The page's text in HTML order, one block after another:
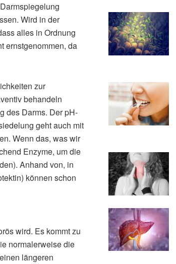
Wird in der
alles in Ordnung
ernstgenommen, da
zur
behandeln
des Darms. Der pH-
geht auch mit
Wenn das, was wir
Enzyme, um die
Anhand von, in
können schon
wird. Es kommt zu
normalerweise die
längeren